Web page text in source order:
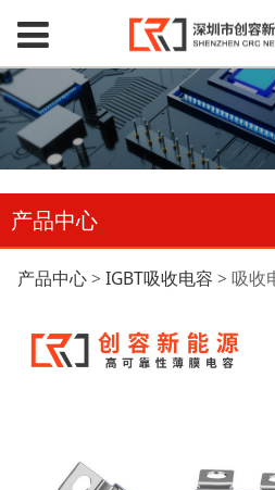
产品中心
吸收电容器
产品中心> IGBT吸收电容 > 吸收